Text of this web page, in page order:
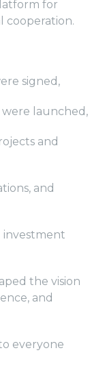
for
cooperation.
signed,
were launched,
and
and
investment
the vision
and
everyone